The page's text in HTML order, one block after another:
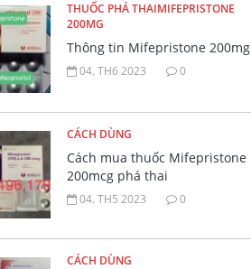
THUỐC PHÁ THAIMIFEPRISTONE
200MG
Thông tin Mifepristone 200mg
04. TH6 2023 0
CÁCH DÙNG
Cách mua thuốc Mifepristone
200mcg phá thai
04. TH5 2023 0
CÁCH DÙNG